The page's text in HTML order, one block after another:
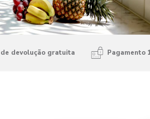
devolução gratuita Pagamento